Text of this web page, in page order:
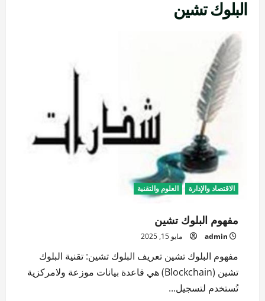
البلوك تشين
الاقتصاد والإدارة العلوم والتقنية
مفهوم البلوك تشين
admin مايو 15, 2025
مفهوم البلوك تشين تعريف البلوك تشين: تقنية البلوك
تشين (Blockchain) هي قاعدة بيانات موزعة ولامركزية
تُستخدم لتسجيل...